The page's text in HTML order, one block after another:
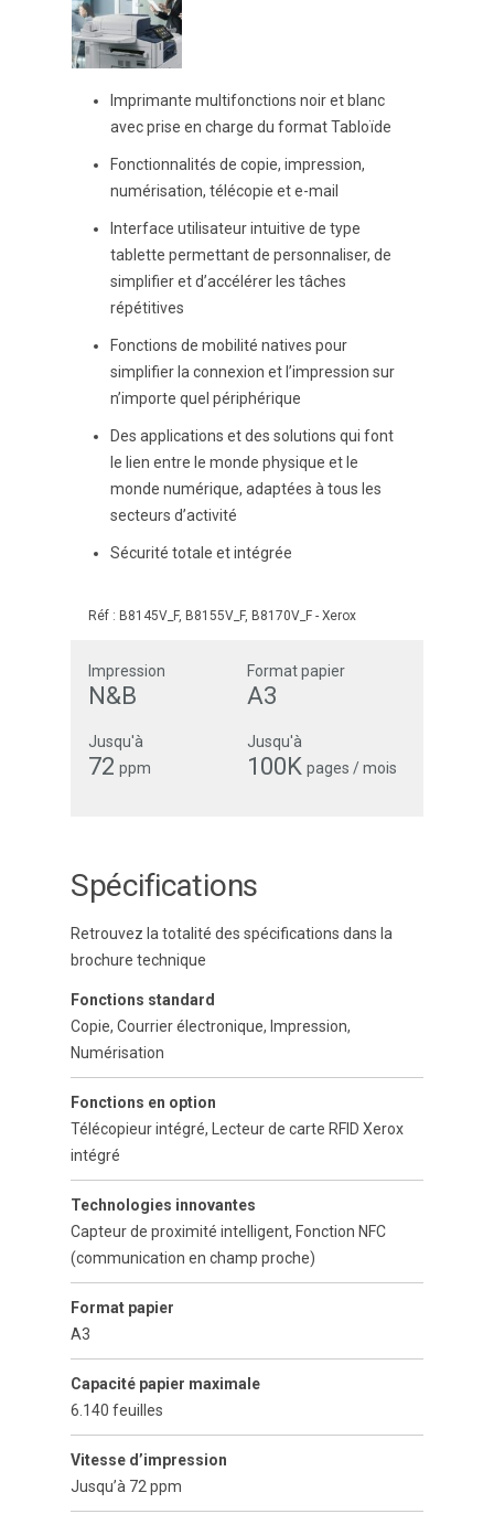
Imprimante multifonctions noir et blanc
avec prise en charge du format Tabloïde
Fonctionnalités de copie, impression,
numérisation, télécopie et e-mail
Interface utilisateur intuitive de type
tablette permettant de personnaliser, de
simplifier et d’accélérer les tâches
répétitives
Fonctions de mobilité natives pour
simplifier la connexion et l’impression sur
n’importe quel périphérique
Des applications et des solutions qui font
le lien entre le monde physique et le
monde numérique, adaptées à tous les
secteurs d’activité
Sécurité totale et intégrée
Réf : B8145V_F, B8155V_F, B8170V_F - Xerox
Impression
N&B
Format papier
A3
Jusqu'à
72 ppm
Jusqu'à
100K pages / mois
Spécifications
Retrouvez la totalité des spécifications dans la
brochure technique
Fonctions standard
Copie, Courrier électronique, Impression,
Numérisation
Fonctions en option
Télécopieur intégré, Lecteur de carte RFID Xerox
intégré
Technologies innovantes
Capteur de proximité intelligent, Fonction NFC
(communication en champ proche)
Format papier
A3
Capacité papier maximale
6.140 feuilles
Vitesse d’impression
Jusqu’à 72 ppm